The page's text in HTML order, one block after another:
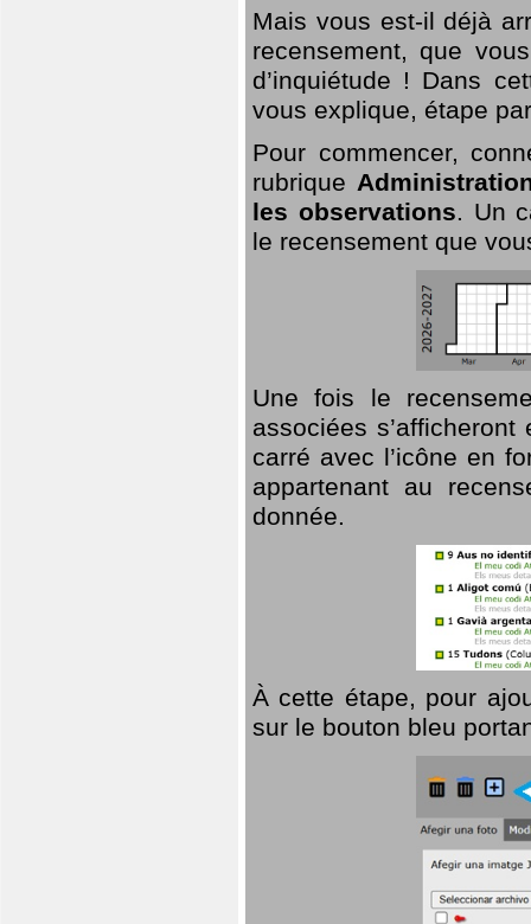
Mais vous est-il déjà
recensement, que
d’inquiétude ! Dans
vous explique, étape
Pour commencer,
rubrique
les observations. Un
le recensement que
Une fois le
associées
carré avec l’icône en
appartenant au
donnée.
À cette étape, pour
sur le bouton bleu